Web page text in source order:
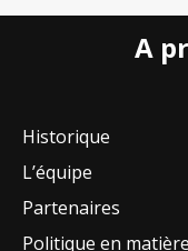
A
Historique
L’équipe
Partenaires
Politique en